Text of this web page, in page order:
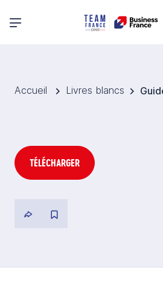
Menu principal
Accueil Livres blancs
TÉLÉCHARGER